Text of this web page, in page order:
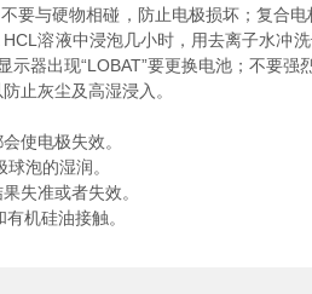
与硬物相碰，防止电极损坏；复合
溶液中浸泡几小时，用去离子水冲
器出现“LOBAT”要更换电池；不要强
止灰尘及高湿浸入。
使电极失效。
泡的湿润。
失准或者失效。
机硅油接触。